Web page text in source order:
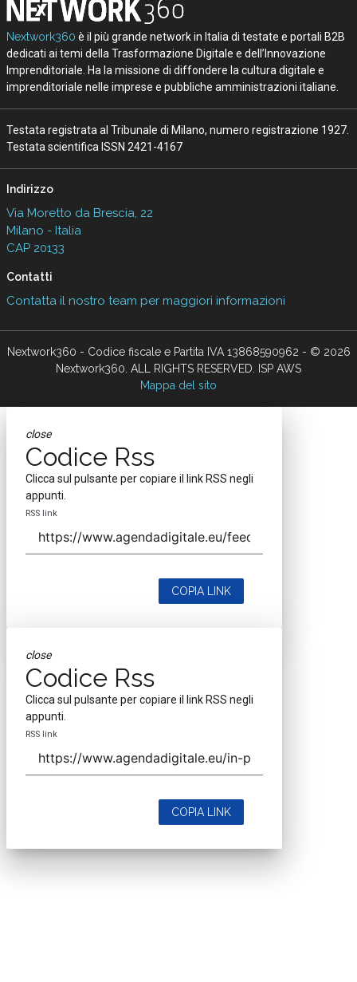
Nextwork360 è il più grande network in Italia di testate e portali B2B
dedicati ai temi della Trasformazione Digitale e dell’Innovazione
Imprenditoriale. Ha la missione di diffondere la cultura digitale e
imprenditoriale nelle imprese e pubbliche amministrazioni italiane.
Testata registrata al Tribunale di Milano, numero registrazione 1927.
Testata scientifica ISSN 2421-4167
Indirizzo
Via Moretto da Brescia, 22
Milano - Italia
CAP 20133
Contatti
Contatta il nostro team per maggiori informazioni
Nextwork360 - Codice fiscale e Partita IVA 13868590962 - © 2026
Nextwork360. ALL RIGHTS RESERVED. ISP AWS
Mappa del sito
close
Codice Rss
Clicca sul pulsante per copiare il link RSS negli
appunti.
RSS link
COPIA LINK
close
Codice Rss
Clicca sul pulsante per copiare il link RSS negli
appunti.
RSS link
COPIA LINK